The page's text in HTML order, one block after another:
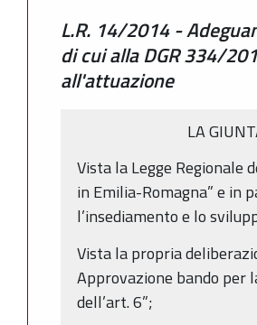
L.R. 14/2014 -
di cui alla DGR 334/
all'attuazione
LA
Vista la Legge Regionale
in Emilia-Romagna” e in
l’insediamento e lo
Vista la propria
Approvazione bando per
dell’art. 6”;